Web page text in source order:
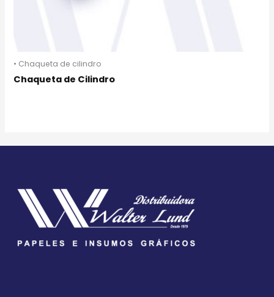
• Chaqueta de cilindro
Chaqueta de Cilindro